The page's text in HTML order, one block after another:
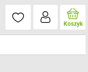
Koszyk